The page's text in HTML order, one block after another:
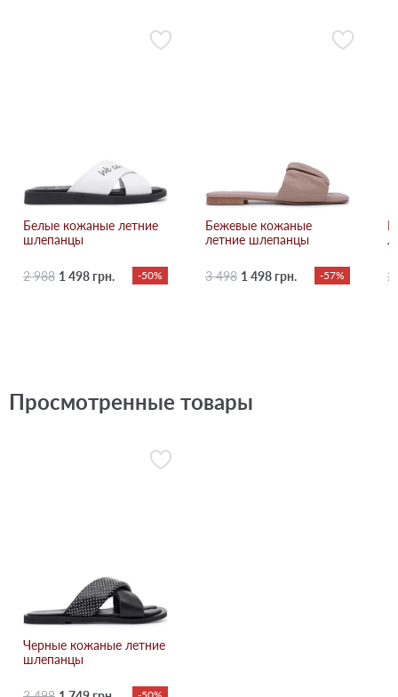
Белые кожаные летние
шлепанцы
2 988 1 498 грн. -50%
Бежевые кожаные
летние шлепанцы
3 498 1 498 грн. -57% 2
Просмотренные товары
Черные кожаные летние
шлепанцы